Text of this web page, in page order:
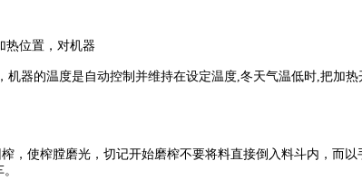
热位置，对机器
器的温度是自动控制并维持在设定温度,冬天气温低时,把加
使榨膛磨光，切记开始磨榨不要将料直接倒入料斗内，而